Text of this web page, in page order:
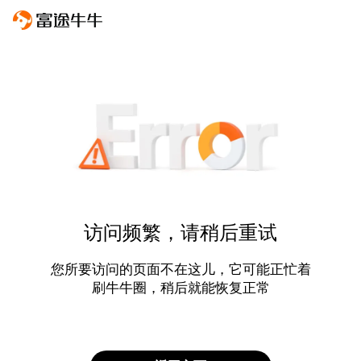
访问频繁，请稍后重试
您所要访问的页面不在这儿，它可能正忙着
刷牛牛圈，稍后就能恢复正常